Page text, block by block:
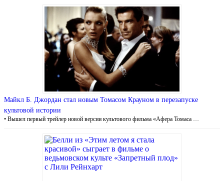
Майкл Б. Джордан стал новым Томасом Крауном в перезапуске
культовой истории
• Вышел первый трейлер новой версии культового фильма «Афера Томаса …